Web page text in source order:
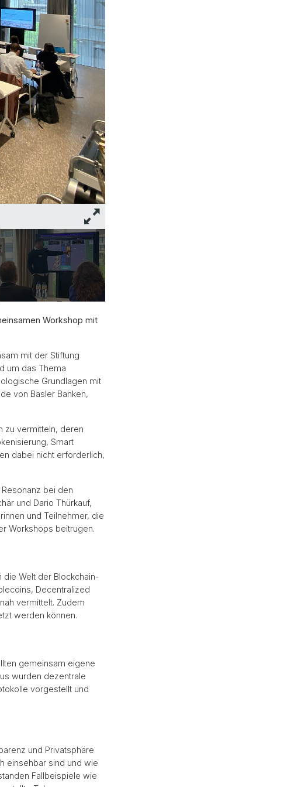
Workshop mit
mit der Stiftung
um das Thema
Grundlagen mit
von Basler Banken,
zu vermitteln, deren
Smart
dabei nicht erforderlich,
bei den
und Dario Thürkauf,
und Teilnehmer, die
Workshops beitrugen.
die Welt der Blockchain-
Decentralized
vermittelt. Zudem
werden können.
gemeinsam eigene
wurden dezentrale
vorgestellt und
und Privatsphäre
einsehbar sind und wie
Fallbeispiele wie